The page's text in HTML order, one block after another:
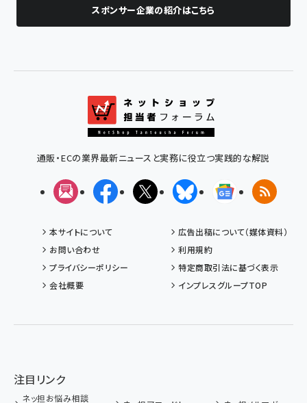
スポンサー企業の紹介はこちら
通販・ECの業界最新ニュースと実務に役立つ実践的な解説
メルマガFacebookX(エックス)BlueskyGoogleニュ
RSS
本サイトについて
広告出稿について（媒体資料）
お問い合わせ
利用規約
プライバシーポリシー
特定商取引法に基づく表示
会社概要
インプレスグループTOP
注目リンク
ネッ担お悩み相談